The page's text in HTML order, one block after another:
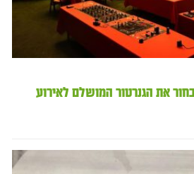
את הגנרטור המושלם לאירוע